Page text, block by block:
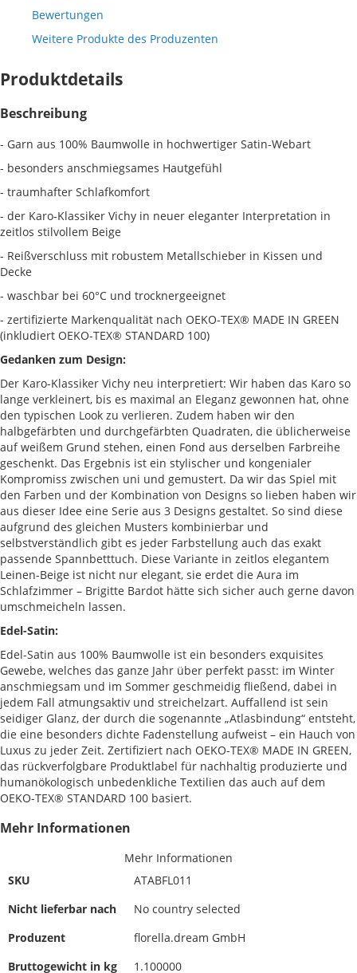
Bewertungen
Weitere Produkte des Produzenten
Produktdetails
Beschreibung
- Garn aus 100% Baumwolle in hochwertiger Satin-Webart
- besonders anschmiegsames Hautgefühl
- traumhafter Schlafkomfort
- der Karo-Klassiker Vichy in neuer eleganter Interpretation in
zeitlos stilvollem Beige
- Reißverschluss mit robustem Metallschieber in Kissen und
Decke
- waschbar bei 60°C und trocknergeeignet
- zertifizierte Markenqualität nach OEKO-TEX® MADE IN GREEN
(inkludiert OEKO-TEX® STANDARD 100)
Gedanken zum Design:
Der Karo-Klassiker Vichy neu interpretiert: Wir haben das Karo so
lange verkleinert, bis es maximal an Eleganz gewonnen hat, ohne
den typischen Look zu verlieren. Zudem haben wir den
halbgefärbten und durchgefärbten Quadraten, die üblicherweise
auf weißem Grund stehen, einen Fond aus derselben Farbreihe
geschenkt. Das Ergebnis ist ein stylischer und kongenialer
Kompromiss zwischen uni und gemustert. Da wir das Spiel mit
den Farben und der Kombination von Designs so lieben haben wir
aus dieser Idee eine Serie aus 3 Designs gestaltet. So sind diese
aufgrund des gleichen Musters kombinierbar und
selbstverständlich gibt es jeder Farbstellung auch das exakt
passende Spannbetttuch. Diese Variante in zeitlos elegantem
Leinen-Beige ist nicht nur elegant, sie erdet die Aura im
Schlafzimmer – Brigitte Bardot hätte sich sicher auch gerne davon
umschmeicheln lassen.
Edel-Satin:
Edel-Satin aus 100% Baumwolle ist ein besonders exquisites
Gewebe, welches das ganze Jahr über perfekt passt: im Winter
anschmiegsam und im Sommer geschmeidig fließend, dabei in
jedem Fall atmungsaktiv und streichelzart. Auffallend ist sein
seidiger Glanz, der durch die sogenannte „Atlasbindung“ entsteht,
die eine besonders dichte Fadenstellung aufweist – ein Hauch von
Luxus zu jeder Zeit. Zertifiziert nach OEKO-TEX® MADE IN GREEN,
das rückverfolgbare Produktlabel für nachhaltig produzierte und
humanökologisch unbedenkliche Textilien das auch auf dem
OEKO-TEX® STANDARD 100 basiert.
Mehr Informationen
Mehr Informationen
SKU
ATABFL011
Nicht lieferbar nach
No country selected
Produzent
florella.dream GmbH
Bruttogewicht in kg
1.100000